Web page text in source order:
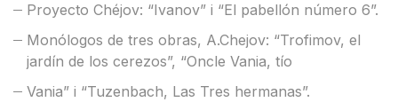
Proyecto Chéjov: “Ivanov” i “El pabellón número 6”.
Monólogos de tres obras, A.Chejov: “Trofimov, el
jardín de los cerezos”, “Oncle Vania, tío
Vania” i “Tuzenbach, Las Tres hermanas”.